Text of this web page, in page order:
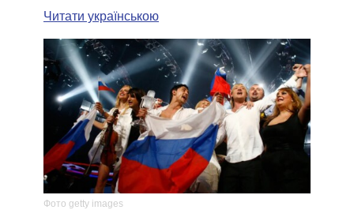
Читати українською
Фото getty images